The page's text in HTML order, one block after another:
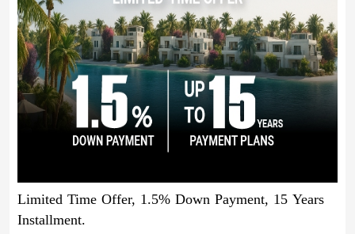
Limited Time Offer, 1.5% Down Payment, 15 Years
Installment.